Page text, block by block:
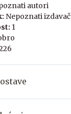
autori
Nepoznati izdavač
1